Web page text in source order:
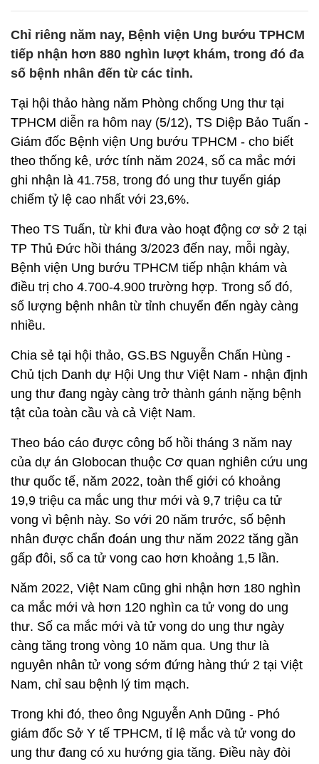
Chỉ riêng năm nay, Bệnh viện Ung bướu TPHCM
tiếp nhận hơn 880 nghìn lượt khám, trong đó đa
số bệnh nhân đến từ các tỉnh.
Tại hội thảo hàng năm Phòng chống Ung thư tại
TPHCM diễn ra hôm nay (5/12), TS Diệp Bảo Tuấn -
Giám đốc Bệnh viện Ung bướu TPHCM - cho biết
theo thống kê, ước tính năm 2024, số ca mắc mới
ghi nhận là 41.758, trong đó ung thư tuyến giáp
chiếm tỷ lệ cao nhất với 23,6%.
Theo TS Tuấn, từ khi đưa vào hoạt động cơ sở 2 tại
TP Thủ Đức hồi tháng 3/2023 đến nay, mỗi ngày,
Bệnh viện Ung bướu TPHCM tiếp nhận khám và
điều trị cho 4.700-4.900 trường hợp. Trong số đó,
số lượng bệnh nhân từ tỉnh chuyển đến ngày càng
nhiều.
Chia sẻ tại hội thảo, GS.BS Nguyễn Chấn Hùng -
Chủ tịch Danh dự Hội Ung thư Việt Nam - nhận định
ung thư đang ngày càng trở thành gánh nặng bệnh
tật của toàn cầu và cả Việt Nam.
Theo báo cáo được công bố hồi tháng 3 năm nay
của dự án Globocan thuộc Cơ quan nghiên cứu ung
thư quốc tế, năm 2022, toàn thế giới có khoảng
19,9 triệu ca mắc ung thư mới và 9,7 triệu ca tử
vong vì bệnh này. So với 20 năm trước, số bệnh
nhân được chẩn đoán ung thư năm 2022 tăng gần
gấp đôi, số ca tử vong cao hơn khoảng 1,5 lần.
Năm 2022, Việt Nam cũng ghi nhận hơn 180 nghìn
ca mắc mới và hơn 120 nghìn ca tử vong do ung
thư. Số ca mắc mới và tử vong do ung thư ngày
càng tăng trong vòng 10 năm qua. Ung thư là
nguyên nhân tử vong sớm đứng hàng thứ 2 tại Việt
Nam, chỉ sau bệnh lý tim mạch.
Trong khi đó, theo ông Nguyễn Anh Dũng - Phó
giám đốc Sở Y tế TPHCM, tỉ lệ mắc và tử vong do
ung thư đang có xu hướng gia tăng. Điều này đòi